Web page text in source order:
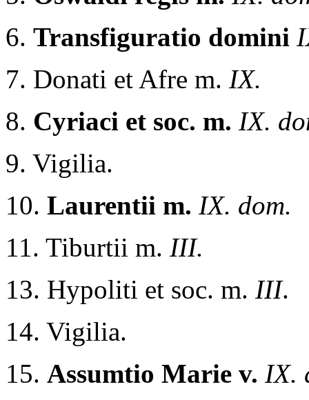
6. Transfiguratio domini
7. Donati et Afre m. IX.
8. Cyriaci et soc. m. IX.
9. Vigilia.
10. Laurentii m. IX. dom.
11. Tiburtii m. III.
13. Hypoliti et soc. m. III.
14. Vigilia.
15. Assumtio Marie v. IX.